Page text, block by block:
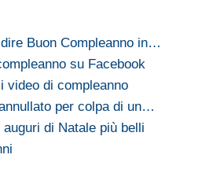
Buon Compleanno in…
su Facebook
video di compleanno
per colpa di un…
di Natale più belli